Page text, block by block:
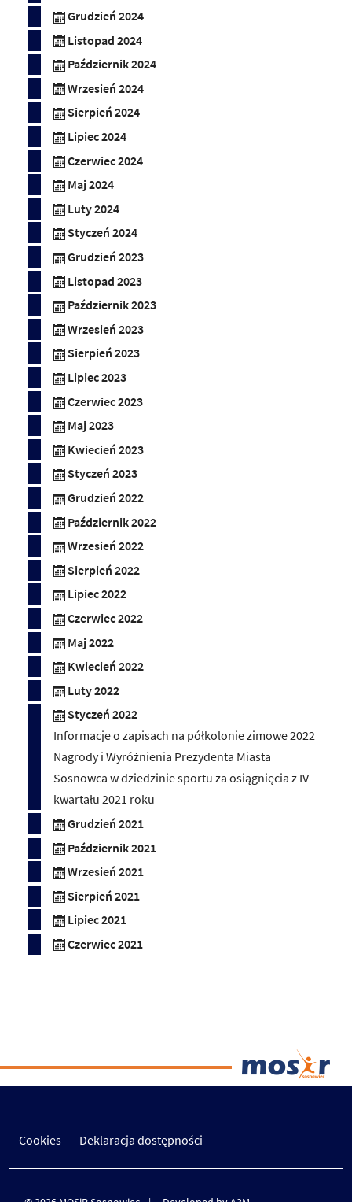
Grudzień 2024
Listopad 2024
Październik 2024
Wrzesień 2024
Sierpień 2024
Lipiec 2024
Czerwiec 2024
Maj 2024
Luty 2024
Styczeń 2024
Grudzień 2023
Listopad 2023
Październik 2023
Wrzesień 2023
Sierpień 2023
Lipiec 2023
Czerwiec 2023
Maj 2023
Kwiecień 2023
Styczeń 2023
Grudzień 2022
Październik 2022
Wrzesień 2022
Sierpień 2022
Lipiec 2022
Czerwiec 2022
Maj 2022
Kwiecień 2022
Luty 2022
Styczeń 2022
Informacje o zapisach na półkolonie zimowe 2022
Nagrody i Wyróżnienia Prezydenta Miasta
Sosnowca w dziedzinie sportu za osiągnięcia z IV
kwartału 2021 roku
Grudzień 2021
Październik 2021
Wrzesień 2021
Sierpień 2021
Lipiec 2021
Czerwiec 2021
Cookies Deklaracja dostępności